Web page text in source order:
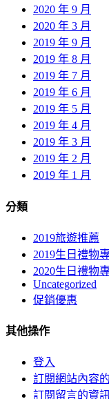
2020 年 9 月
2020 年 3 月
2019 年 9 月
2019 年 8 月
2019 年 7 月
2019 年 6 月
2019 年 5 月
2019 年 4 月
2019 年 3 月
2019 年 2 月
2019 年 1 月
分類
2019旅遊推薦
2019生日禮物
2020生日禮物
Uncategorized
促銷優惠
其他操作
登入
訂閱網站內容
訂閱留言的資